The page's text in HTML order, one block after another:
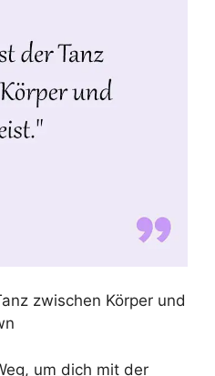
zwischen Körper und
um dich mit der